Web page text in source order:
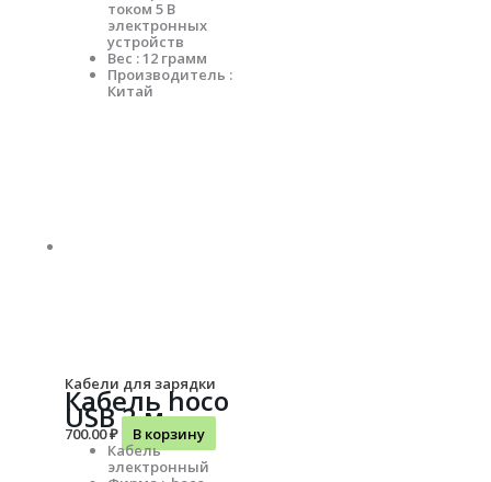
током 5 В
электронных
устройств
Вес : 12 грамм
Производитель :
Китай
Кабели для зарядки
Кабель hoco
USB 2 м
700.00₽
В корзину
Кабель
электронный